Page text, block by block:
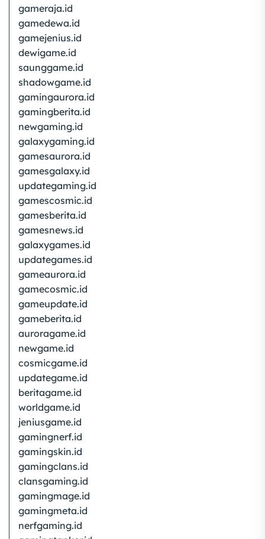
gameraja.id
gamedewa.id
gamejenius.id
dewigame.id
saunggame.id
shadowgame.id
gamingaurora.id
gamingberita.id
newgaming.id
galaxygaming.id
gamesaurora.id
gamesgalaxy.id
updategaming.id
gamescosmic.id
gamesberita.id
gamesnews.id
galaxygames.id
updategames.id
gameaurora.id
gamecosmic.id
gameupdate.id
gameberita.id
auroragame.id
newgame.id
cosmicgame.id
updategame.id
beritagame.id
worldgame.id
jeniusgame.id
gamingnerf.id
gamingskin.id
gamingclans.id
clansgaming.id
gamingmage.id
gamingmeta.id
nerfgaming.id